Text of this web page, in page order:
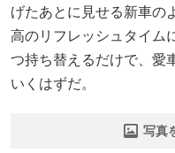
げたあとに見せる新車の
高のリフレッシュタイム
つ持ち替えるだけで、愛
いくはずだ。
写真